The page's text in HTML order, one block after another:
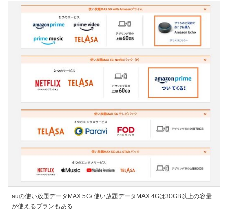
auの使い放題データMAX 5G/ 使い放題データMAX 4Gは30GB以上の容量
が使えるプランもある